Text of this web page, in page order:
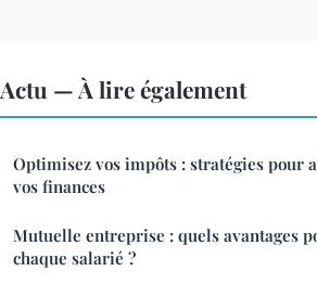
Actu — À lire également
Optimisez vos impôts : stratégies pour
vos finances
Mutuelle entreprise : quels avantages
chaque salarié ?